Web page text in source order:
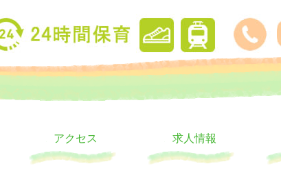
アクセス 求人情報